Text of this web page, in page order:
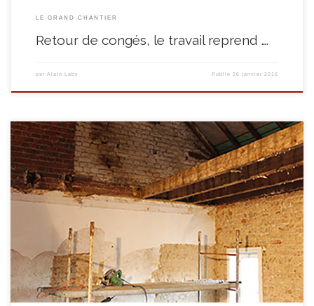
LE GRAND CHANTIER
Retour de congés, le travail reprend ….
par Alain Laby Publié 26 janvier 2016
Derniers jours de décembre : on continue à démonter les planchers afin de
remonter vers la toiture. Au fait, on vous avait présenté nos amis et
collègues de SECOS ? Mesdames et messieurs, les voilà!!! Au travail !!! …. et
dans la cour, les décombres s’amassent …. Alors qu’on commence […]